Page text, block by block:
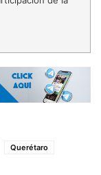
Querétaro